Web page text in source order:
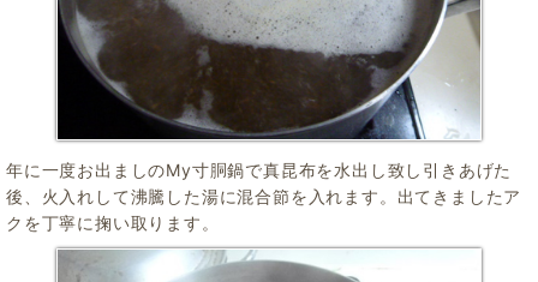
年に一度お出ましのMy寸胴鍋で真昆布を水出し致し引きあげた
後、火入れして沸騰した湯に混合節を入れます。出てきましたア
クを丁寧に掬い取ります。